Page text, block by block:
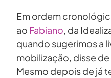
Em ordem
ao Fabiano, da
quando sugerimos a
mobilização, disse
Mesmo depois de já